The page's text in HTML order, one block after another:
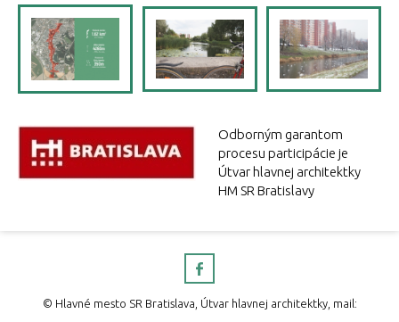
Odborným garantom
procesu participácie je
Útvar hlavnej architektky
HM SR Bratislavy
© Hlavné mesto SR Bratislava, Útvar hlavnej architektky, mail: